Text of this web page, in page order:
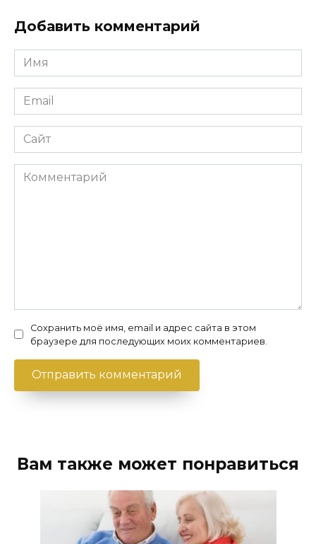
Добавить комментарий
Имя
*
Email
*
Сайт
Комментарий
Сохранить моё имя, email и адрес сайта в этом
браузере для последующих моих комментариев.
Вам также может понравиться